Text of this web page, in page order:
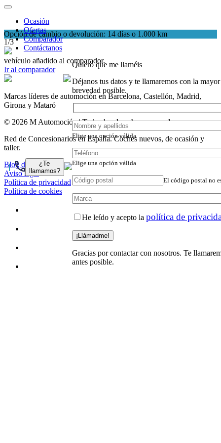
Ocasión
Ofertas
Comparador
Contáctanos
¿Te
llamamos?
Quiero que me llaméis
Déjanos tus datos y te llamaremos con la mayor
brevedad posible.
Elige una opción válida
Elige una opción válida
El código postal no
He leído y acepto la política de
¡Llámadme!
Gracias por contactar con nosotros. Te
antes posible.
Opción de cambio o devolución: 14 días o 1.000 km
1/3
vehículo añadido al comparador.
Ir al comparador
Marcas líderes de automoción en Barcelona, Castellón, Madrid,
Girona y Mataró
© 2026 M Automoción | Todos los derechos reservados.
Red de Concesionarios en España. Coches nuevos, de ocasión y
taller.
Blog de coches
Aviso legal
Política de privacidad
Política de cookies